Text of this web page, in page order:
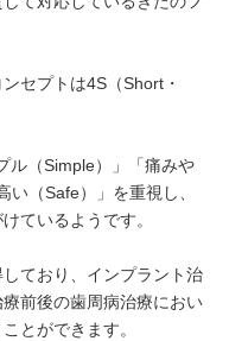
セプトは4S（Short・
ル（Simple）」「痛みや
（Safe）」を重視し、
ているようです。
ており、インプラント治
前後の歯周病治療におい
とができます。